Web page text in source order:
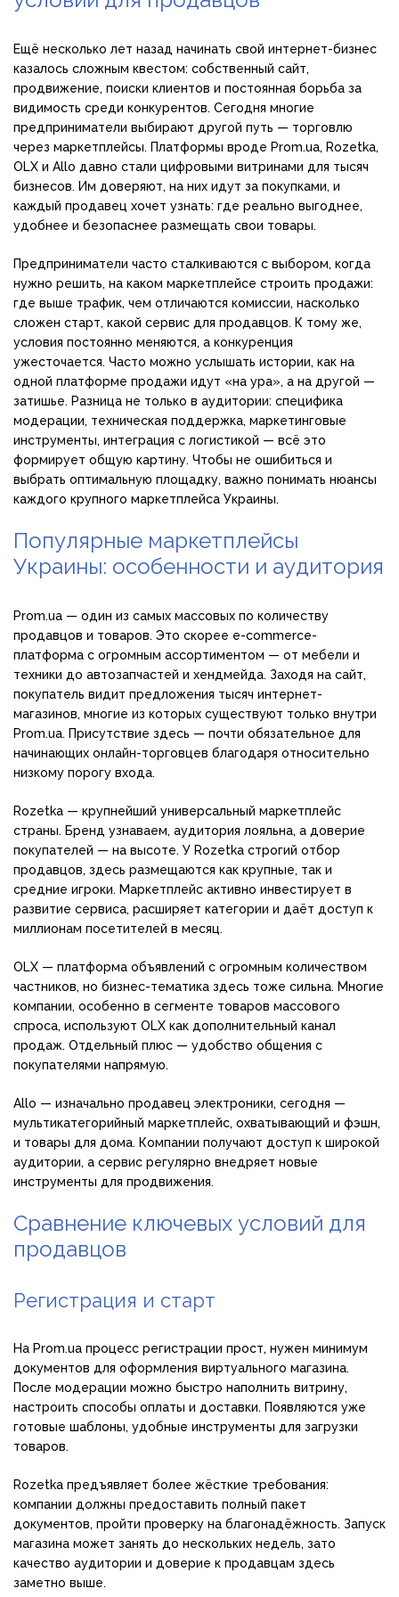
Ещё несколько лет назад начинать свой интернет-бизнес
казалось сложным квестом: собственный сайт,
продвижение, поиски клиентов и постоянная борьба за
видимость среди конкурентов. Сегодня многие
предприниматели выбирают другой путь — торговлю
через маркетплейсы. Платформы вроде Prom.ua, Rozetka,
OLX и Allo давно стали цифровыми витринами для тысяч
бизнесов. Им доверяют, на них идут за покупками, и
каждый продавец хочет узнать: где реально выгоднее,
удобнее и безопаснее размещать свои товары.
Предприниматели часто сталкиваются с выбором, когда
нужно решить, на каком маркетплейсе строить продажи:
где выше трафик, чем отличаются комиссии, насколько
сложен старт, какой сервис для продавцов. К тому же,
условия постоянно меняются, а конкуренция
ужесточается. Часто можно услышать истории, как на
одной платформе продажи идут «на ура», а на другой —
затишье. Разница не только в аудитории: специфика
модерации, техническая поддержка, маркетинговые
инструменты, интеграция с логистикой — всё это
формирует общую картину. Чтобы не ошибиться и
выбрать оптимальную площадку, важно понимать нюансы
каждого крупного маркетплейса Украины.
Популярные маркетплейсы
Украины: особенности и аудитория
Prom.ua — один из самых массовых по количеству
продавцов и товаров. Это скорее e-commerce-
платформа с огромным ассортиментом — от мебели и
техники до автозапчастей и хендмейда. Заходя на сайт,
покупатель видит предложения тысяч интернет-
магазинов, многие из которых существуют только внутри
Prom.ua. Присутствие здесь — почти обязательное для
начинающих онлайн-торговцев благодаря относительно
низкому порогу входа.
Rozetka — крупнейший универсальный маркетплейс
страны. Бренд узнаваем, аудитория лояльна, а доверие
покупателей — на высоте. У Rozetka строгий отбор
продавцов, здесь размещаются как крупные, так и
средние игроки. Маркетплейс активно инвестирует в
развитие сервиса, расширяет категории и даёт доступ к
миллионам посетителей в месяц.
OLX — платформа объявлений с огромным количеством
частников, но бизнес-тематика здесь тоже сильна. Многие
компании, особенно в сегменте товаров массового
спроса, используют OLX как дополнительный канал
продаж. Отдельный плюс — удобство общения с
покупателями напрямую.
Allo — изначально продавец электроники, сегодня —
мультикатегорийный маркетплейс, охватывающий и фэшн,
и товары для дома. Компании получают доступ к широкой
аудитории, а сервис регулярно внедряет новые
инструменты для продвижения.
Сравнение ключевых условий для
продавцов
Регистрация и старт
На Prom.ua процесс регистрации прост, нужен минимум
документов для оформления виртуального магазина.
После модерации можно быстро наполнить витрину,
настроить способы оплаты и доставки. Появляются уже
готовые шаблоны, удобные инструменты для загрузки
товаров.
Rozetka предъявляет более жёсткие требования:
компании должны предоставить полный пакет
документов, пройти проверку на благонадёжность. Запуск
магазина может занять до нескольких недель, зато
качество аудитории и доверие к продавцам здесь
заметно выше.